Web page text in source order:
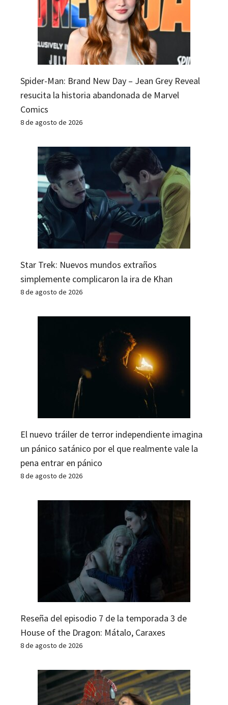
Spider-Man: Brand New Day – Jean Grey Reveal
resucita la historia abandonada de Marvel
Comics
8 de agosto de 2026
Star Trek: Nuevos mundos extraños
simplemente complicaron la ira de Khan
8 de agosto de 2026
El nuevo tráiler de terror independiente imagina
un pánico satánico por el que realmente vale la
pena entrar en pánico
8 de agosto de 2026
Reseña del episodio 7 de la temporada 3 de
House of the Dragon: Mátalo, Caraxes
8 de agosto de 2026